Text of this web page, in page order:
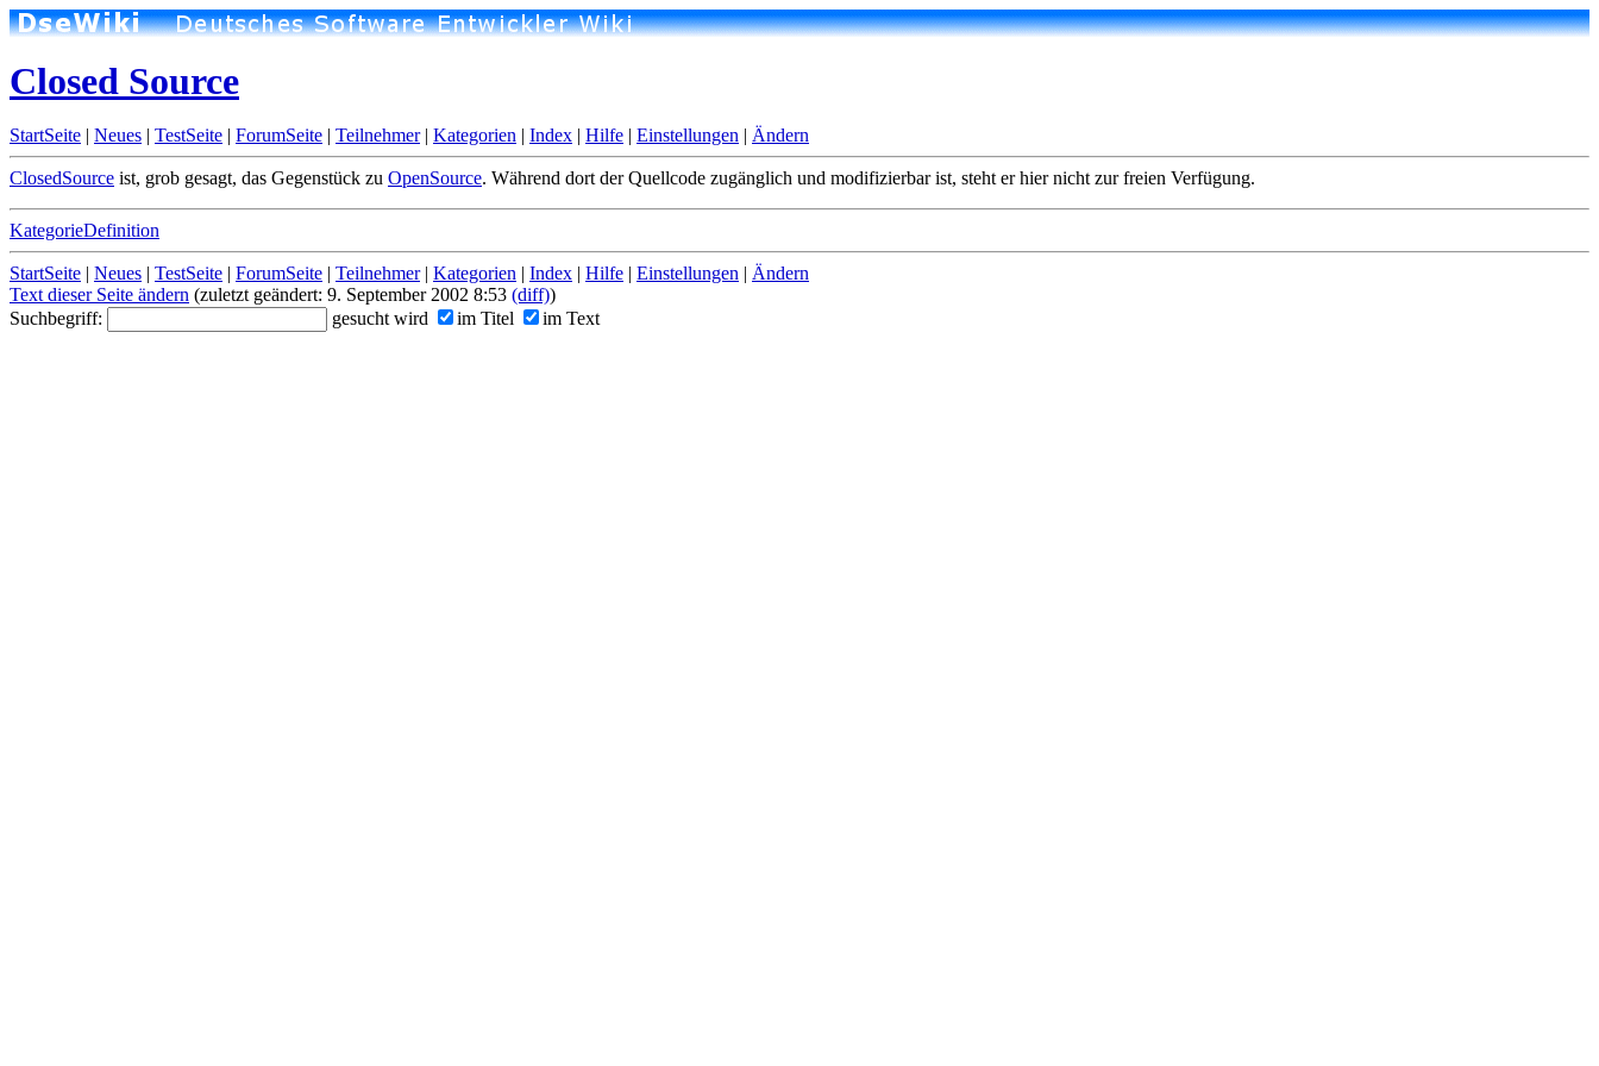
Closed Source
StartSeite | Neues | TestSeite | ForumSeite | Teilnehmer| Kategorien | Index | Hilfe | Einstellungen | Ändern
ClosedSource ist, grob gesagt, das Gegenstück zu OpenSource. Während dort der Quellcode zugänglich und modifizierbar ist, steht er hier nicht zur freien Verfügung.
KategorieDefinition
StartSeite | Neues | TestSeite | ForumSeite | Teilnehmer| Kategorien | Index | Hilfe | Einstellungen | Ändern
Text dieser Seite ändern (zuletzt geändert: 9. September 2002 8:53 (diff))
Suchbegriff:
gesucht wird im Titel im Text